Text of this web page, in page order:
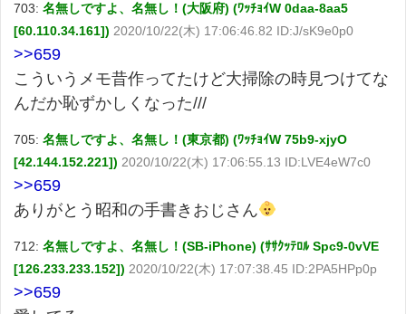
703: 名無しですよ、名無し！(大阪府) (ﾜｯﾁｮｲW 0daa-8aa5
[60.110.34.161]) 2020/10/22(木) 17:06:46.82 ID:J/sK9e0p0
>>659
こういうメモ昔作ってたけど大掃除の時見つけてな
んだか恥ずかしくなった///
705: 名無しですよ、名無し！(東京都) (ﾜｯﾁｮｲW 75b9-xjyO
[42.144.152.221]) 2020/10/22(木) 17:06:55.13 ID:LVE4eW7c0
>>659
ありがとう昭和の手書きおじさん
712: 名無しですよ、名無し！(SB-iPhone) (ｻｻｸｯﾃﾛﾙ Spc9-0vVE
[126.233.233.152]) 2020/10/22(木) 17:07:38.45 ID:2PA5HPp0p
>>659